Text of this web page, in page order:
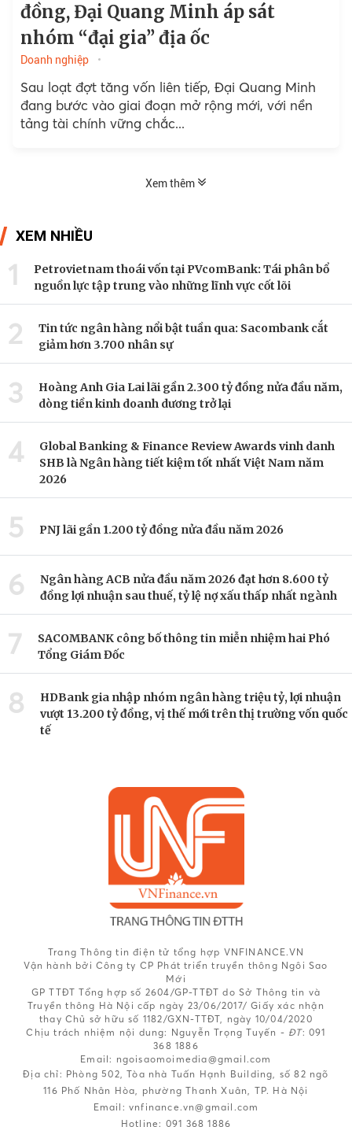
đồng, Đại Quang Minh áp sát
nhóm “đại gia” địa ốc
Doanh nghiệp
Sau loạt đợt tăng vốn liên tiếp, Đại Quang Minh
đang bước vào giai đoạn mở rộng mới, với nền
tảng tài chính vững chắc...
Xem thêm
XEM NHIỀU
1
Petrovietnam thoái vốn tại PVcomBank: Tái phân bổ
nguồn lực tập trung vào những lĩnh vực cốt lõi
2
Tin tức ngân hàng nổi bật tuần qua: Sacombank cắt
giảm hơn 3.700 nhân sự
3
Hoàng Anh Gia Lai lãi gần 2.300 tỷ đồng nửa đầu năm,
dòng tiền kinh doanh dương trở lại
4
Global Banking & Finance Review Awards vinh danh
SHB là Ngân hàng tiết kiệm tốt nhất Việt Nam năm
2026
5 PNJ lãi gần 1.200 tỷ đồng nửa đầu năm 2026
6
Ngân hàng ACB nửa đầu năm 2026 đạt hơn 8.600 tỷ
đồng lợi nhuận sau thuế, tỷ lệ nợ xấu thấp nhất ngành
7
SACOMBANK công bố thông tin miễn nhiệm hai Phó
Tổng Giám Đốc
8
HDBank gia nhập nhóm ngân hàng triệu tỷ, lợi nhuận
vượt 13.200 tỷ đồng, vị thế mới trên thị trường vốn quốc
tế
Trang Thông tin điện tử tổng hợp VNFINANCE.VN
Vận hành bởi Công ty CP Phát triển truyền thông Ngôi Sao
Mới
GP TTĐT Tổng hợp số 2604/GP-TTĐT do Sở Thông tin và
Truyền thông Hà Nội cấp ngày 23/06/2017/ Giấy xác nhận
thay Chủ sở hữu số 1182/GXN-TTĐT, ngày 10/04/2020
Chịu trách nhiệm nội dung: Nguyễn Trọng Tuyến - ĐT: 091
368 1886
Email: ngoisaomoimedia@gmail.com
Địa chỉ: Phòng 502, Tòa nhà Tuấn Hạnh Building, số 82 ngõ
116 Phố Nhân Hòa, phường Thanh Xuân, TP. Hà Nội
Email: vnfinance.vn@gmail.com
Hotline: 091 368 1886